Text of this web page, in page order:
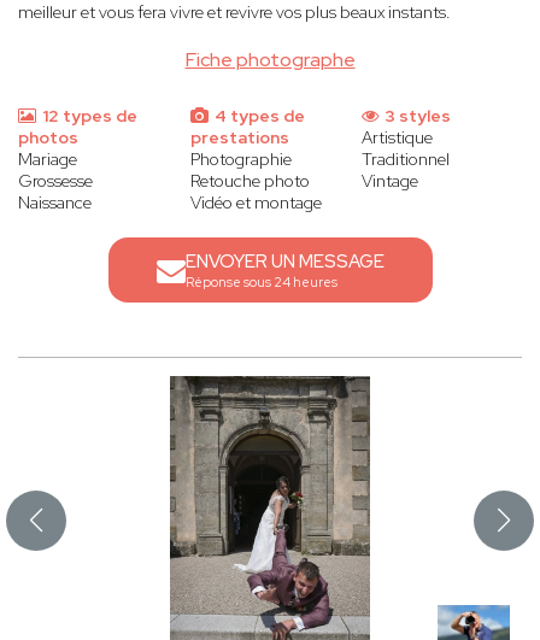
Fiche photographe
meilleur et vous fera vivre et revivre vos plus beaux instants.
12 types de
photos
Mariage
Grossesse
Naissance
4 types de
prestations
Photographie
Retouche photo
Vidéo et montage
3 styles
Artistique
Traditionnel
Vintage
ENVOYER UN MESSAGE
Réponse sous 24 heures